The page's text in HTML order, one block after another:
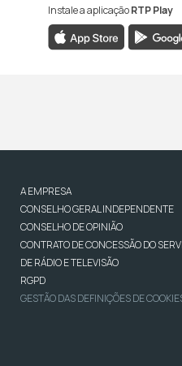
Instale a aplicaçãoRTP Play
A EMPRESA
CONSELHO GERAL INDEPENDENTE
CONSELHO DE OPINIÃO
CONTRATO DE CONCESSÃO DO
DE RÁDIO E TELEVISÃO
RGPD
GESTÃO DAS DEFINIÇÕES DE